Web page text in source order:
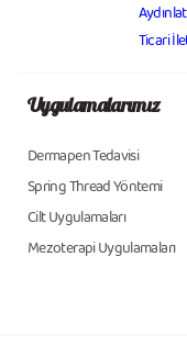
Ticari
Uygulamalarımız
Dermapen Tedavisi
Spring Thread Yöntemi
Cilt Uygulamaları
Mezoterapi Uygulamaları